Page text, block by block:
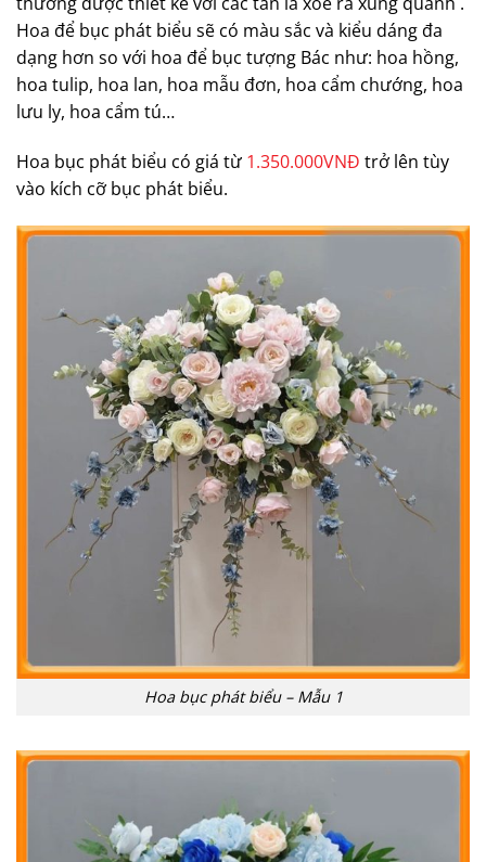
Hoa để bục phát biểu sẽ có màu sắc và kiểu dáng đa
dạng hơn so với hoa để bục tượng Bác như: hoa hồng,
hoa tulip, hoa lan, hoa mẫu đơn, hoa cẩm chướng, hoa
lưu ly, hoa cẩm tú…
Hoa bục phát biểu có giá từ 1.350.000VNĐ trở lên tùy
vào kích cỡ bục phát biểu.
Hoa bục phát biểu – Mẫu 1